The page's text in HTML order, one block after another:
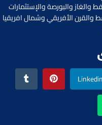
والغاز والبورصة والإستثمارات
والقرن الأفريقي وشمال افريقيا
Linkedin